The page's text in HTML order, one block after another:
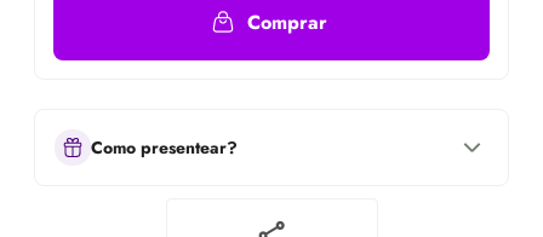
Comprar
Como presentear?